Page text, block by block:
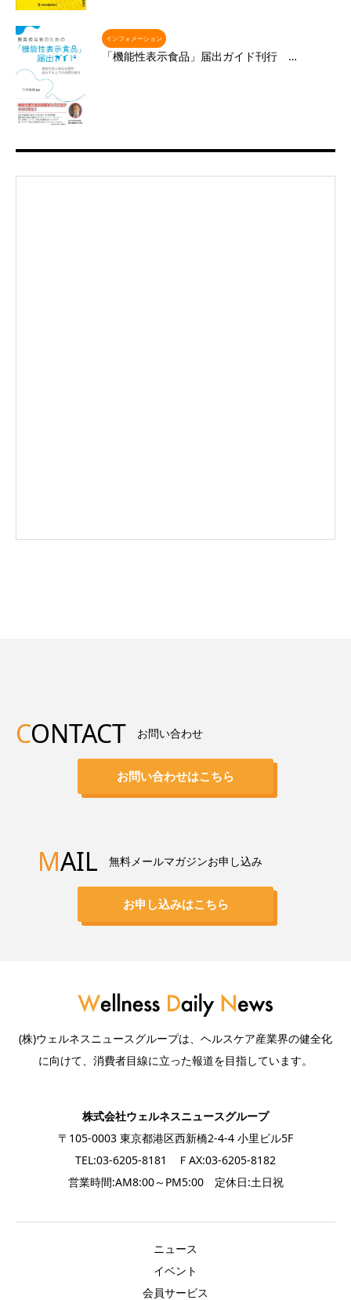
インフォメーション
「機能性表示食品」届出ガイド刊行 …
CONTACT お問い合わせ
お問い合わせはこちら
MAIL 無料メールマガジンお申し込み
お申し込みはこちら
(株)ウェルネスニュースグループは、ヘルスケア産業界の健全化
に向けて、消費者目線に立った報道を目指しています。
株式会社ウェルネスニュースグループ
〒105-0003 東京都港区西新橋2-4-4 小里ビル5F
TEL:03-6205-8181 ＦAX:03-6205-8182
営業時間:AM8:00～PM5:00 定休日:土日祝
ニュース
イベント
会員サービス